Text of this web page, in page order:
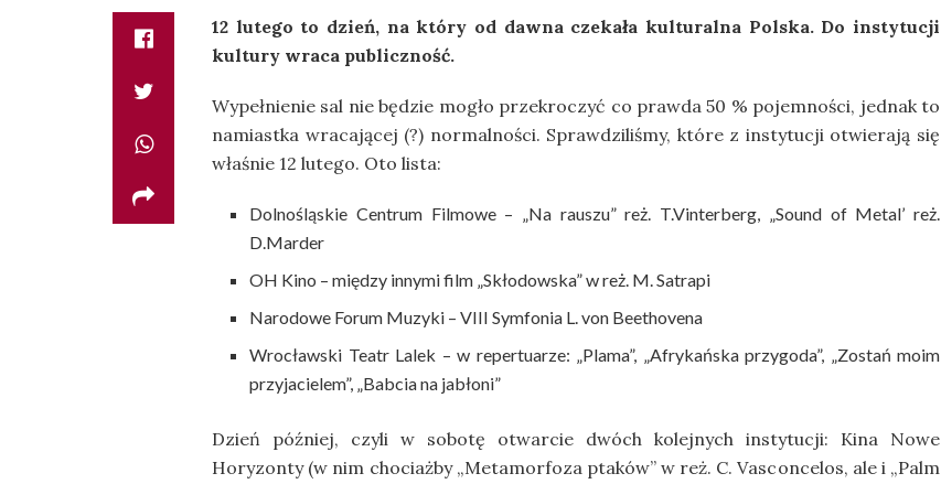
12 lutego to dzień, na który od dawna czekała kulturalna Polska. Do instytucji
kultury wraca publiczność.
Wypełnienie sal nie będzie mogło przekroczyć co prawda 50 % pojemności, jednak to
namiastka wracającej (?) normalności. Sprawdziliśmy, które z instytucji otwierają się
właśnie 12 lutego. Oto lista:
Dolnośląskie Centrum Filmowe – „Na rauszu” reż. T.Vinterberg, „Sound of Metal’ reż.
D.Marder
OH Kino – między innymi film „Skłodowska” w reż. M. Satrapi
Narodowe Forum Muzyki – VIII Symfonia L. von Beethovena
Wrocławski Teatr Lalek – w repertuarze: „Plama”, „Afrykańska przygoda”, „Zostań moim
przyjacielem”, „Babcia na jabłoni”
Dzień później, czyli w sobotę otwarcie dwóch kolejnych instytucji: Kina Nowe
Horyzonty (w nim chociażby „Metamorfoza ptaków” w reż. C. Vasconcelos, ale i „Palm